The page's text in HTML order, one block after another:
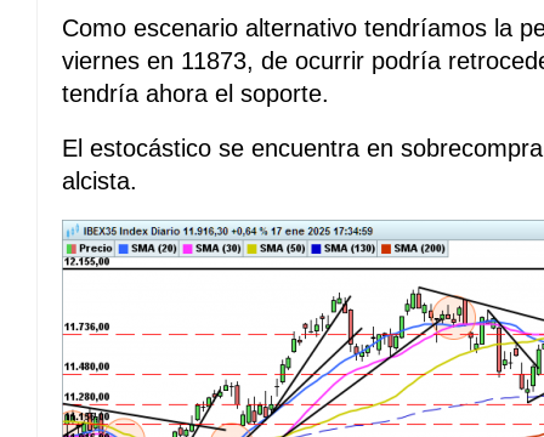
Como escenario alternativo tendríamos la
viernes en 11873, de ocurrir podría
tendría ahora el soporte.
El estocástico se encuentra en
alcista.